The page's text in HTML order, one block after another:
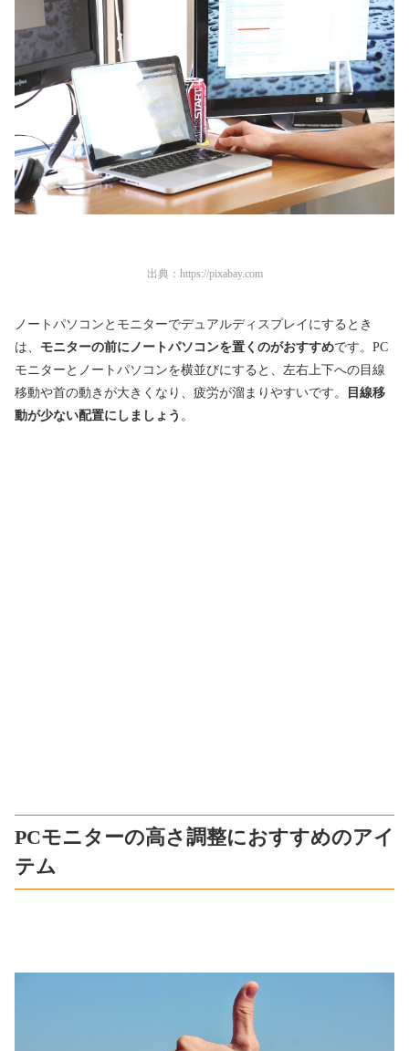
出典： https://pixabay.com
ノートパソコンとモニターでデュアルディスプレイにするとき
は、 モニターの前にノートパソコンを置くのがおすすめです。PC
モニターとノートパソコンを横並びにすると、左右上下への目線
移動や首の動きが大きくなり、疲労が溜まりやすいです。
目線移
動が少ない配置にしましょう 。
PCモニターの高さ調整におすすめのアイ
テム